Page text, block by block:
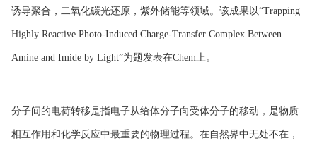
诱导聚合，二氧化碳光还原，紫外储能等领域。该成果以“Trapping
Highly Reactive Photo-Induced Charge-Transfer Complex Between
Amine and Imide by Light”为题发表在Chem上。
分子间的电荷转移是指电子从给体分子向受体分子的移动，是物质
相互作用和化学反应中最重要的物理过程。在自然界中无处不在，